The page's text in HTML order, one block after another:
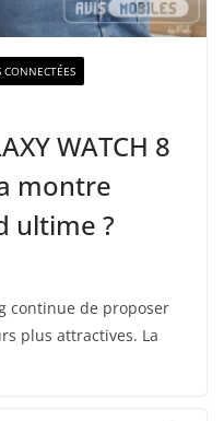
CONNECTÉES
WATCH 8
montre
ultime ?
continue de proposer
plus attractives. La